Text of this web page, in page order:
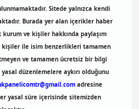
Sitede yalnızca kendi
Burada yer alan içerikler haber
ve kişiler hakkında paylaşım
kişiler ile isim benzerlikleri tamamen
ve tamamen ücretsiz bir bilgi
düzenlemelere aykırı olduğunu
adresine
yasal süre içerisinde sitemizden